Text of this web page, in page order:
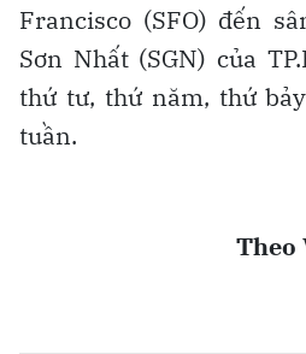
Francisco (SFO) đến
Sơn Nhất (SGN) của
thứ tư, thứ năm, thứ
tuần.
Theo